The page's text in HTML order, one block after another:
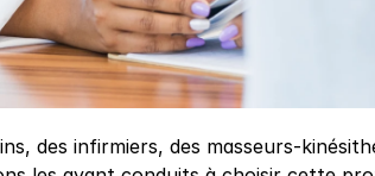
des infirmiers, des masseurs-